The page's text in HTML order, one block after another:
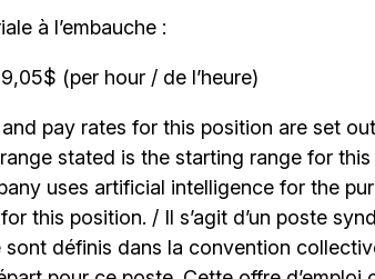
à l’embauche :
(per hour / de l’heure)
pay rates for this position are set
stated is the starting range for
uses artificial intelligence for the
this position. / Il s’agit d’un poste
définis dans la convention